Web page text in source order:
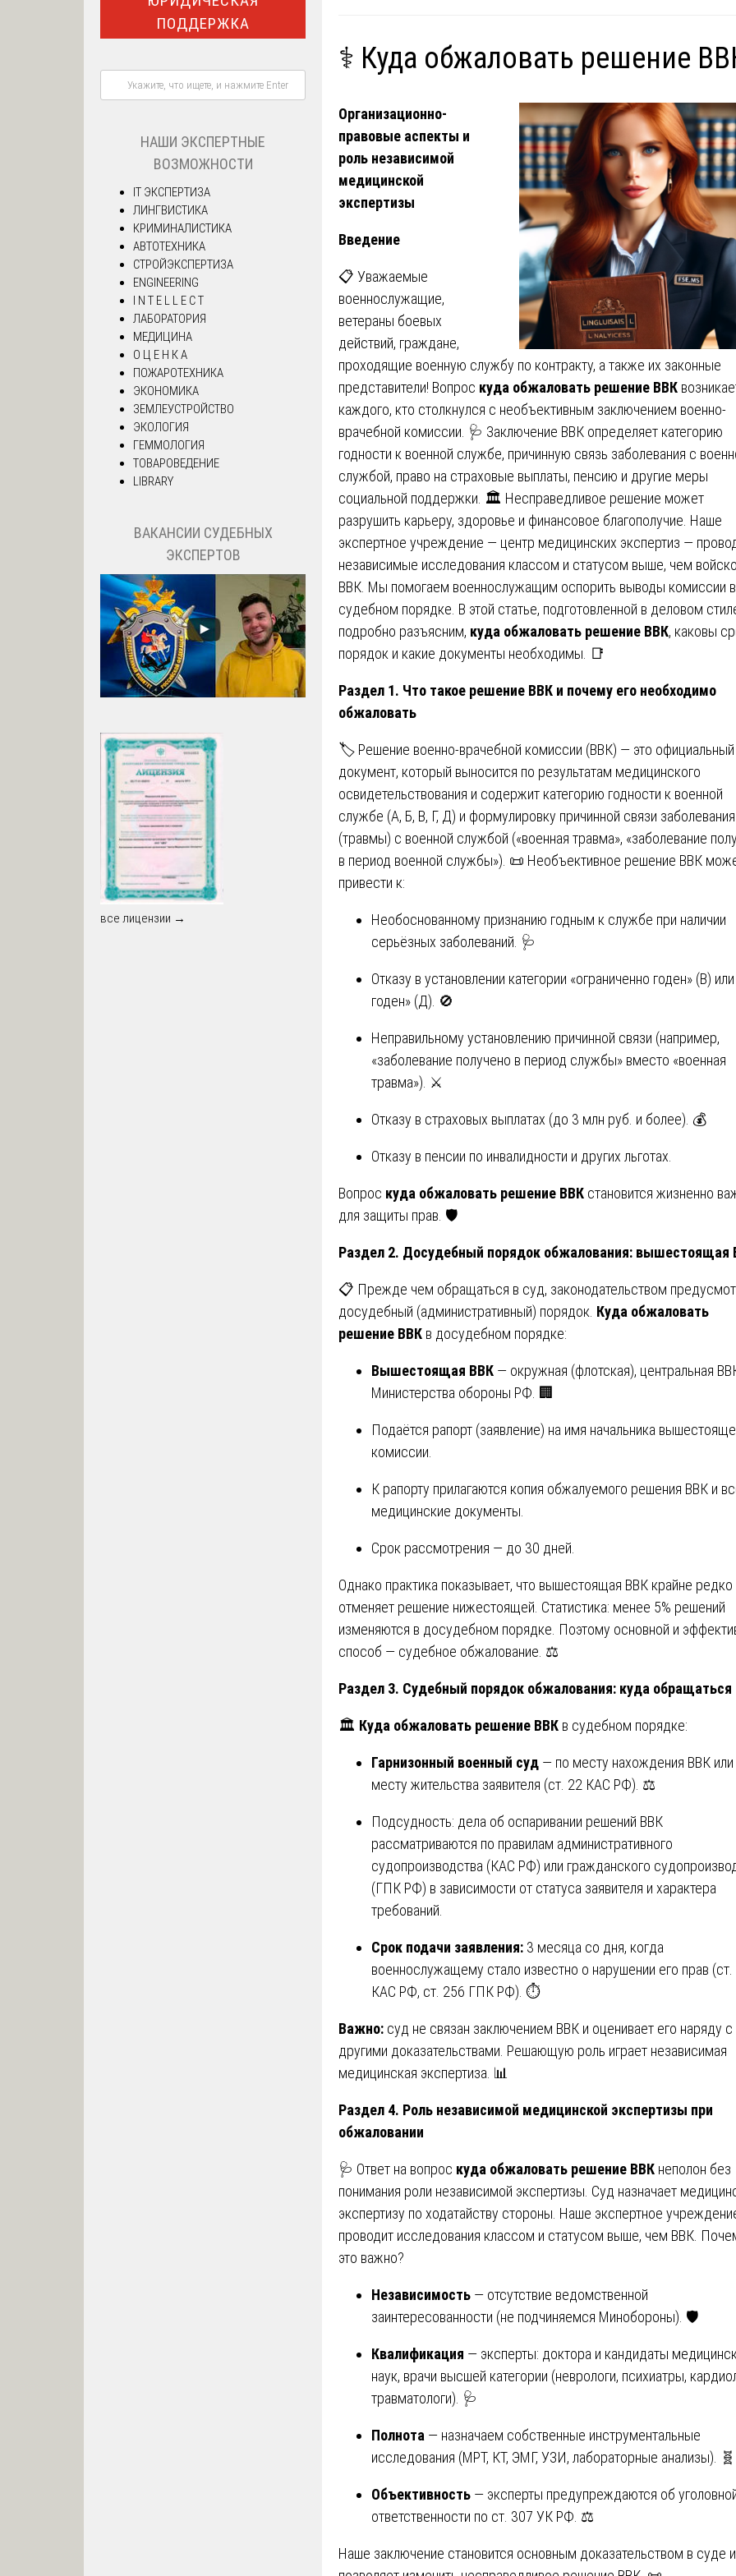
⚕️ Куда обжаловать решение
Организационно-
правовые аспекты и
роль независимой
медицинской
экспертизы
Введение
📋 Уважаемые
военнослужащие,
ветераны боевых
действий, граждане,
проходящие военную службу по контракту, а также их законные
представители! Вопрос куда обжаловать решение ВВК
каждого, кто столкнулся с необъективным заключением военно-
врачебной комиссии. 🩺 Заключение ВВК определяет категорию
годности к военной службе, причинную связь заболевания с
службой, право на страховые выплаты, пенсию и другие меры
социальной поддержки. 🏛️ Несправедливое решение может
разрушить карьеру, здоровье и финансовое благополучие. Наше
экспертное учреждение — центр медицинских экспертиз —
независимые исследования классом и статусом выше, чем
ВВК. Мы помогаем военнослужащим оспорить выводы комиссии в
судебном порядке. В этой статье, подготовленной в деловом
подробно разъясним, куда обжаловать решение ВВК, каковы
порядок и какие документы необходимы. 📑
Раздел 1. Что такое решение ВВК и почему его необходимо
обжаловать
🏷️ Решение военно-врачебной комиссии (ВВК) — это официальный
документ, который выносится по результатам медицинского
освидетельствования и содержит категорию годности к военной
службе (А, Б, В, Г, Д) и формулировку причинной связи заболевания
(травмы) с военной службой («военная травма», «заболевание
в период военной службы»). 📜 Необъективное решение ВВК
привести к:
Необоснованному признанию годным к службе при наличии
серьёзных заболеваний. 🩺
Отказу в установлении категории «ограниченно годен» (В)
годен» (Д). 🚫
Неправильному установлению причинной связи (например,
«заболевание получено в период службы» вместо «военная
травма»). ⚔️
Отказу в страховых выплатах (до 3 млн руб. и более). 💰
Отказу в пенсии по инвалидности и других льготах.
Вопрос куда обжаловать решение ВВК становится жизненно
для защиты прав. 🛡️
Раздел 2. Досудебный порядок обжалования: вышестоящая
📋 Прежде чем обращаться в суд, законодательством
досудебный (административный) порядок. Куда обжаловать
решение ВВК в досудебном порядке:
Вышестоящая ВВК — окружная (флотская), центральная
Министерства обороны РФ. 🏢
Подаётся рапорт (заявление) на имя начальника
комиссии.
К рапорту прилагаются копия обжалуемого решения ВВК и
медицинские документы.
Срок рассмотрения — до 30 дней.
Однако практика показывает, что вышестоящая ВВК крайне редко
отменяет решение нижестоящей. Статистика: менее 5% решений
изменяются в досудебном порядке. Поэтому основной и
способ — судебное обжалование. ⚖️
Раздел 3. Судебный порядок обжалования: куда обращаться
🏛️ Куда обжаловать решение ВВК в судебном порядке:
Гарнизонный военный суд — по месту нахождения ВВК или
месту жительства заявителя (ст. 22 КАС РФ). ⚖️
Подсудность: дела об оспаривании решений ВВК
рассматриваются по правилам административного
судопроизводства (КАС РФ) или гражданского
(ГПК РФ) в зависимости от статуса заявителя и характера
требований.
Срок подачи заявления: 3 месяца со дня, когда
военнослужащему стало известно о нарушении его прав
КАС РФ, ст. 256 ГПК РФ). ⏱️
Важно: суд не связан заключением ВВК и оценивает его наряду с
другими доказательствами. Решающую роль играет независимая
медицинская экспертиза. 📊
Раздел 4. Роль независимой медицинской экспертизы при
обжаловании
🩺 Ответ на вопрос куда обжаловать решение ВВК неполон без
понимания роли независимой экспертизы. Суд назначает
экспертизу по ходатайству стороны. Наше экспертное
проводит исследования классом и статусом выше, чем ВВК.
это важно?
Независимость — отсутствие ведомственной
заинтересованности (не подчиняемся Минобороны). 🛡️
Квалификация — эксперты: доктора и кандидаты
наук, врачи высшей категории (неврологи, психиатры,
травматологи). 🩺
Полнота — назначаем собственные инструментальные
исследования (МРТ, КТ, ЭМГ, УЗИ, лабораторные анализы). 🧬
Объективность — эксперты предупреждаются об
ответственности по ст. 307 УК РФ. ⚖️
Наше заключение становится основным доказательством в суде и
ПОДДЕРЖКА
НАШИ ЭКСПЕРТНЫЕ
ВОЗМОЖНОСТИ
IT ЭКСПЕРТИЗА
ЛИНГВИСТИКА
КРИМИНАЛИСТИКА
АВТОТЕХНИКА
СТРОЙЭКСПЕРТИЗА
ENGINEERING
I N T E L L E C T
ЛАБОРАТОРИЯ
МЕДИЦИНА
О Ц Е Н К А
ПОЖАРОТЕХНИКА
ЭКОНОМИКА
ЗЕМЛЕУСТРОЙСТВО
ЭКОЛОГИЯ
ГЕММОЛОГИЯ
ТОВАРОВЕДЕНИЕ
LIBRARY
ВАКАНСИИ СУДЕБНЫХ
ЭКСПЕРТОВ
все лицензии →